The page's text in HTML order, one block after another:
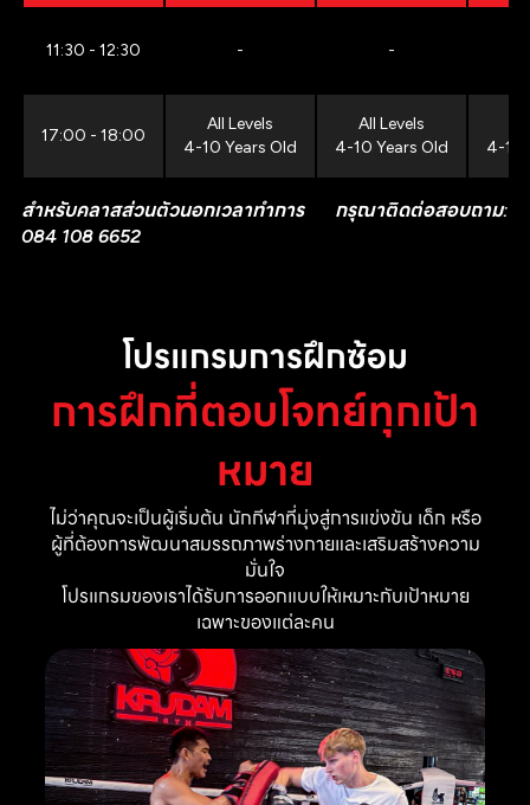
11:30 - 12:30 - -
17:00 - 18:00
All Levels
4-10 Years Old
All Levels
4-10 Years Old
4-10
สำหรับคลาสส่วนตัวนอกเวลาทำการ กรุณาติดต่อสอบถาม:
084 108 6652
โปรแกรมการฝึกซ้อม
การฝึกที่ตอบโจทย์ทุกเป้า
หมาย
ไม่ว่าคุณจะเป็นผู้เริ่มต้น นักกีฬาที่มุ่งสู่การแข่งขัน เด็ก หรือ
ผู้ที่ต้องการพัฒนาสมรรถภาพร่างกายและเสริมสร้างความ
มั่นใจ
โปรแกรมของเราได้รับการออกแบบให้เหมาะกับเป้าหมาย
เฉพาะของแต่ละคน